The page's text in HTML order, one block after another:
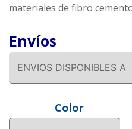
materiales de fibro
Envíos
Color